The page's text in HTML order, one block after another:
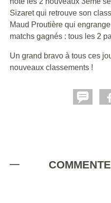
Sizaret qui retrouve son
Maud Proutière qui
matchs gagnés : tous les 2
Un grand bravo à tous ces
nouveaux classements !